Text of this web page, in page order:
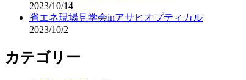
2023/10/14
省エネ現場見学会inアサヒオプティカル
2023/10/2
カテゴリー